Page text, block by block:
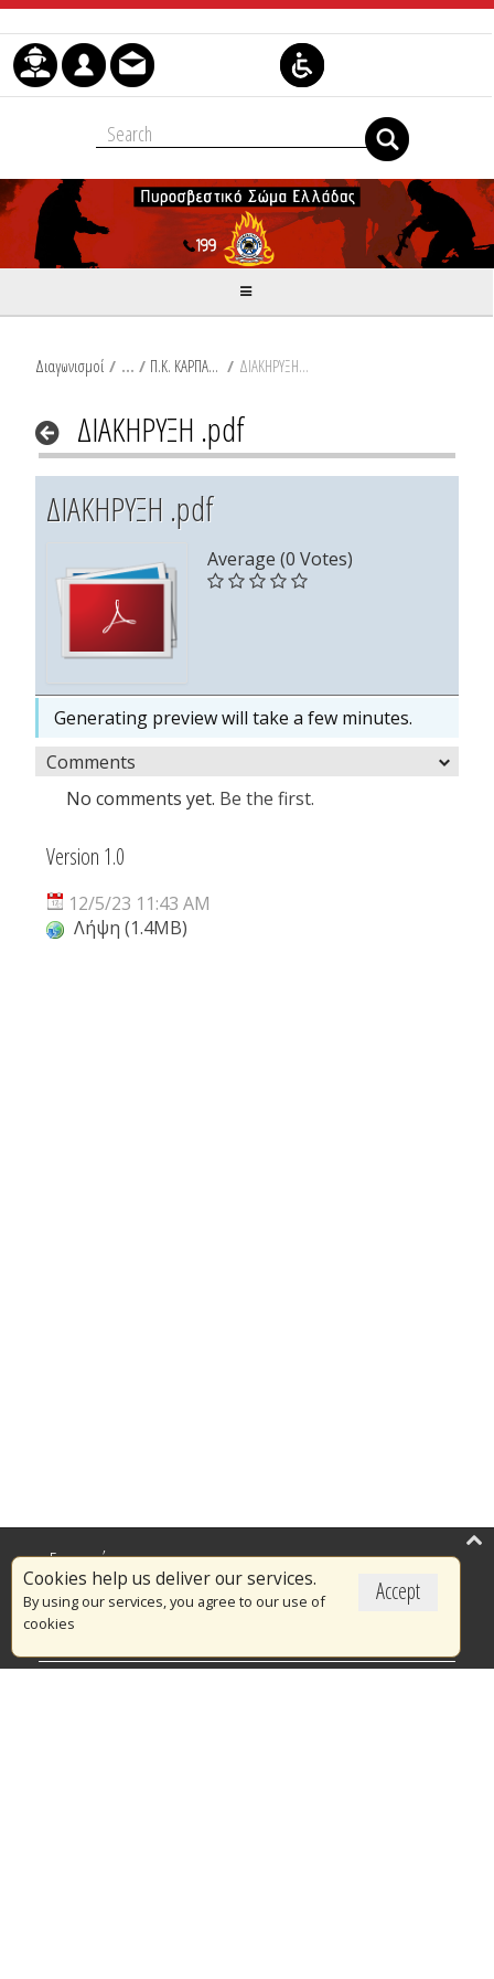
Skip to Content
Διαγωνισμοί / Π.Κ. ΚΑΡΠΑΘΟΥ / ΔΙΑΚΗΡΥΞΗ .pdf
ΔΙΑΚΗΡΥΞΗ .pdf
ΔΙΑΚΗΡΥΞΗ .pdf
Average (0 Votes)
Generating preview will take a few minutes.
Comments
No comments yet. Be the first.
Version 1.0
12/5/23 11:43 AM
Λήψη (1.4MB)
Accept
Cookies help us deliver our services.
By using our services, you agree to our use of
cookies
Επικαιρότητα
Το Πυροσβεστικό Σώμα